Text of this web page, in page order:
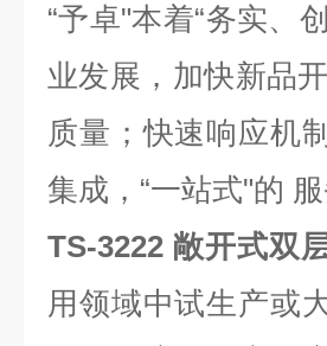
“予卓"本着“务实、
业发展，加快新品
质量；快速响应机
集成，“一站式"的 服
TS-3222 敞开式双
用领域中试生产或